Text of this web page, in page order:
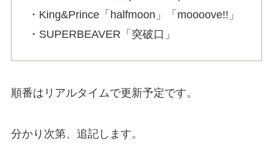
・King&Prince「halfmoon」「moooove!!」
・SUPERBEAVER「突破口」
順番はリアルタイムで更新予定です。
分かり次第、追記します。